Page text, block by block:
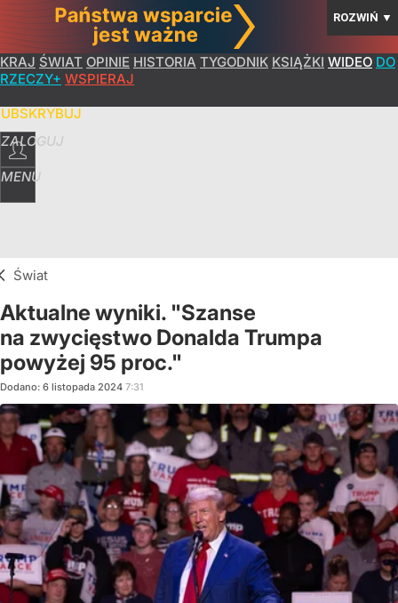
ROZWIŃ ▼
KRAJ ŚWIAT OPINIE HISTORIA TYGODNIK KSIĄŻKI WIDEO DO
RZECZY+ WSPIERAJ
ZALOGUJ
MENU
Świat
Aktualne wyniki. "Szanse
na zwycięstwo Donalda Trumpa
powyżej 95 proc."
Dodano: 6 listopada 2024 7:31